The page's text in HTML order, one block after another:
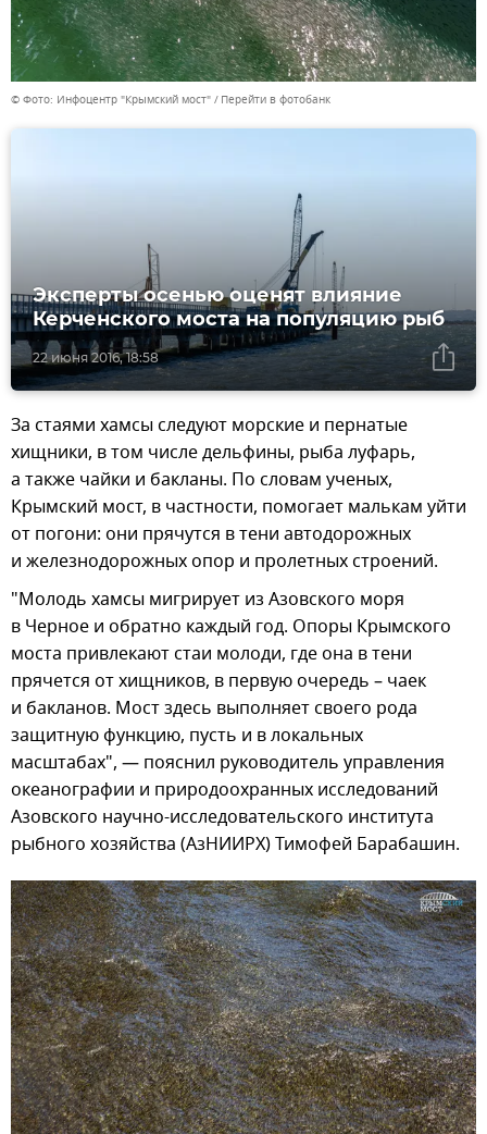
© Фото: Инфоцентр "Крымский мост" Перейти в фотобанк
22 июня 2016, 18:58
Эксперты осенью оценят влияние
Керченского моста на популяцию рыб
За стаями хамсы следуют морские и пернатые
хищники, в том числе дельфины, рыба луфарь,
а также чайки и бакланы. По словам ученых,
Крымский мост, в частности, помогает малькам уйти
от погони: они прячутся в тени автодорожных
и железнодорожных опор и пролетных строений.
"Молодь хамсы мигрирует из Азовского моря
в Черное и обратно каждый год. Опоры Крымского
моста привлекают стаи молоди, где она в тени
прячется от хищников, в первую очередь – чаек
и бакланов. Мост здесь выполняет своего рода
защитную функцию, пусть и в локальных
масштабах", — пояснил руководитель управления
океанографии и природоохранных исследований
Азовского научно-исследовательского института
рыбного хозяйства (АзНИИРХ) Тимофей Барабашин.